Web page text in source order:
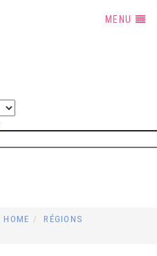
MENU
HOME
RÉGIONS